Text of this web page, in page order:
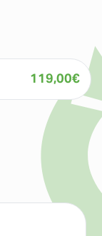
119,00€